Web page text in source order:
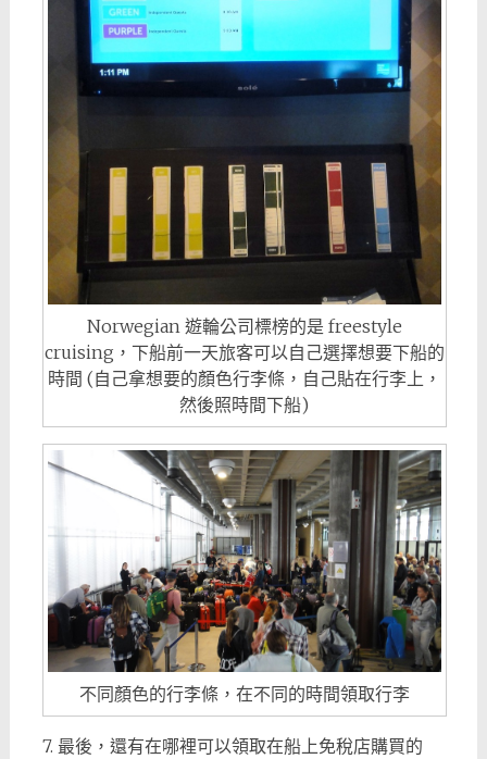
Norwegian 遊輪公司標榜的是 freestyle
cruising，下船前一天旅客可以自己選擇想要下船的
時間 (自己拿想要的顏色行李條，自己貼在行李上，
然後照時間下船)
不同顏色的行李條，在不同的時間領取行李
7. 最後，還有在哪裡可以領取在船上免稅店購買的